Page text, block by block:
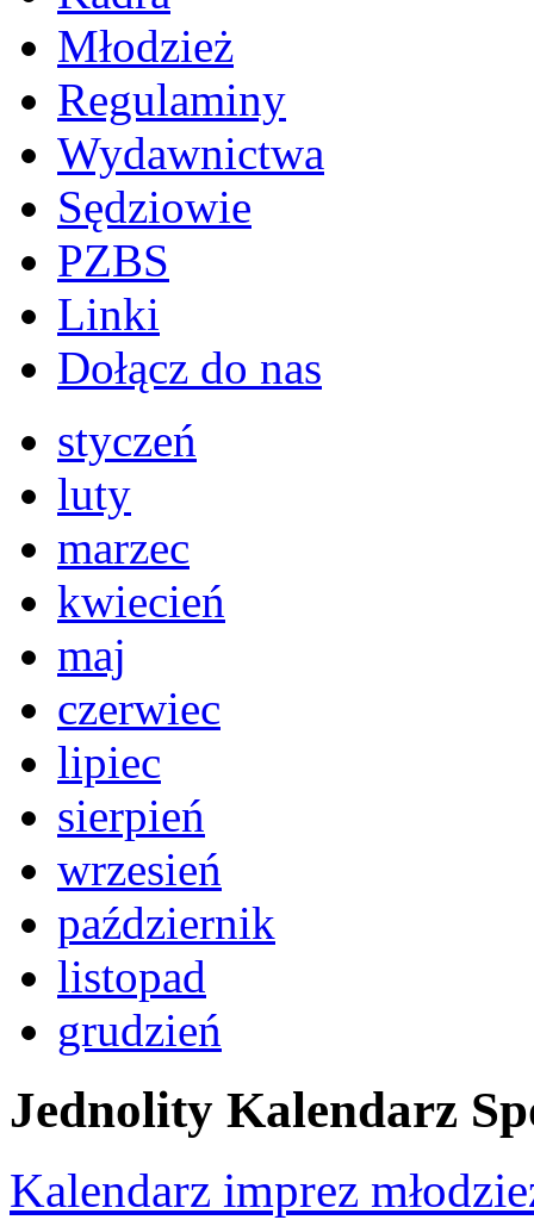
Młodzież
Regulaminy
Wydawnictwa
Sędziowie
PZBS
Linki
Dołącz do nas
styczeń
luty
marzec
kwiecień
maj
czerwiec
lipiec
sierpień
wrzesień
październik
listopad
grudzień
Jednolity Kalendarz
Kalendarz imprez